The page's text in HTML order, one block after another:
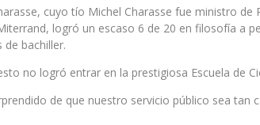
cuyo tío Michel Charasse fue ministro
logró un escaso 6 de 20 en filosofía a
de bachiller.
no logró entrar en la prestigiosa Escuela de
de que nuestro servicio público sea tan